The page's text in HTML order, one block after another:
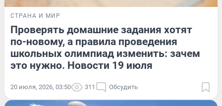
СТРАНА И МИР
Проверять домашние задания хотят
по-новому, а правила проведения
школьных олимпиад изменить: зачем
это нужно. Новости 19 июля
20 июля, 2026, 03:50 311 Обсудить